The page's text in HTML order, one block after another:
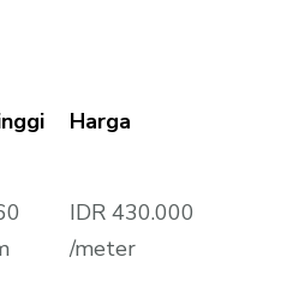
Harga
IDR 430.000
/meter